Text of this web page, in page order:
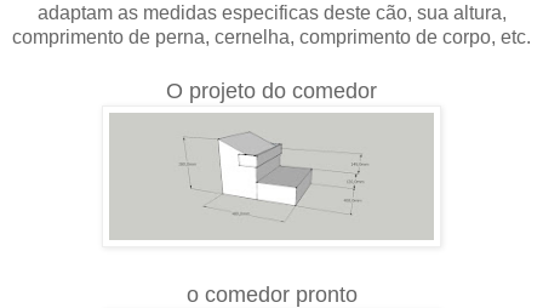
adaptam as medidas especificas deste cão, sua altura,
comprimento de perna, cernelha, comprimento de corpo, etc.
O projeto do comedor
o comedor pronto